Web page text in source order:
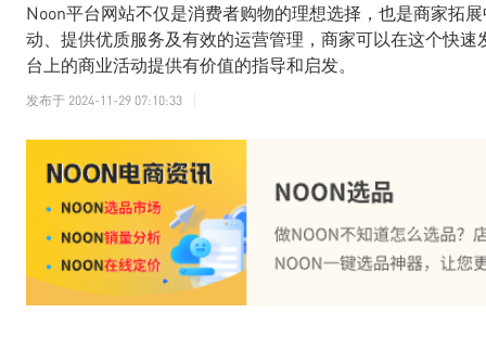
Noon平台网站不仅是消费者购物的理想选择，也是商家拓
动、提供优质服务及有效的运营管理，商家可以在这个快
台上的商业活动提供有价值的指导和启发。
发布于 2024-11-29 07:10:33